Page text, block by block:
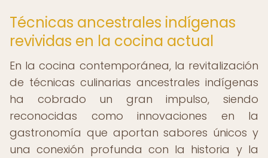
Técnicas ancestrales indígenas
revividas en la cocina actual
En la cocina contemporánea, la revitalización
de técnicas culinarias ancestrales indígenas
ha cobrado un gran impulso, siendo
reconocidas como innovaciones en la
gastronomía que aportan sabores únicos y
una conexión profunda con la historia y la